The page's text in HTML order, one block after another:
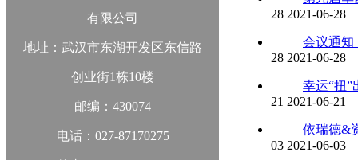
有限公司
地址：武汉市东湖开发区东信路
创业街1栋10楼
邮编：430074
电话：027-87170275
28 2021-06-28
会议通知
28 2021-06-28
幸运“扭
21 2021-06-21
依瑞德&
03 2021-06-03